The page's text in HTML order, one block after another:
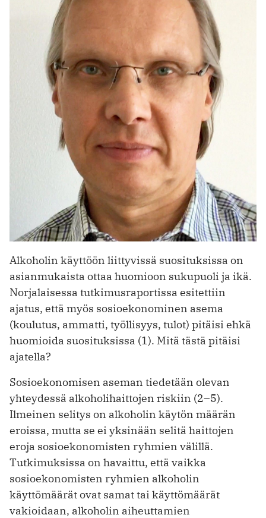
Alkoholin käyttöön liittyvissä suosituksissa on
asianmukaista ottaa huomioon sukupuoli ja ikä.
Norjalaisessa tutkimusraportissa esitettiin
ajatus, että myös sosioekonominen asema
(koulutus, ammatti, työllisyys, tulot) pitäisi ehkä
huomioida suosituksissa (1). Mitä tästä pitäisi
ajatella?
Sosioekonomisen aseman tiedetään olevan
yhteydessä alkoholihaittojen riskiin (2–5).
Ilmeinen selitys on alkoholin käytön määrän
eroissa, mutta se ei yksinään selitä haittojen
eroja sosioekonomisten ryhmien välillä.
Tutkimuksissa on havaittu, että vaikka
sosioekonomisten ryhmien alkoholin
käyttömäärät ovat samat tai käyttömäärät
vakioidaan, alkoholin aiheuttamien